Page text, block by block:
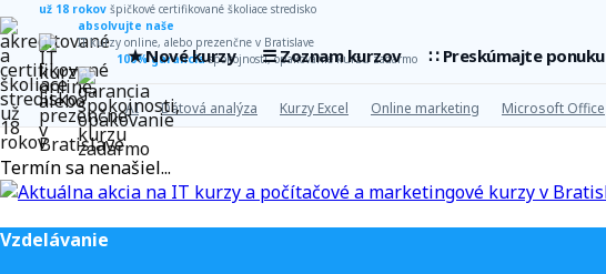
už 18 rokov špičkové certifikované školiace stredisko
absolvujte naše
IT kurzy online, alebo prezenčne v Bratislave
100% garanciaspokojnosti, opakovanie kurzu zadarmo
★ Nové kurzy ☰ Zoznam kurzov ∷ Preskúmajte ponuku
AI Dátová analýza Kurzy Excel Online marketing Microsoft Office
Termín sa nenašiel...
Vzdelávanie